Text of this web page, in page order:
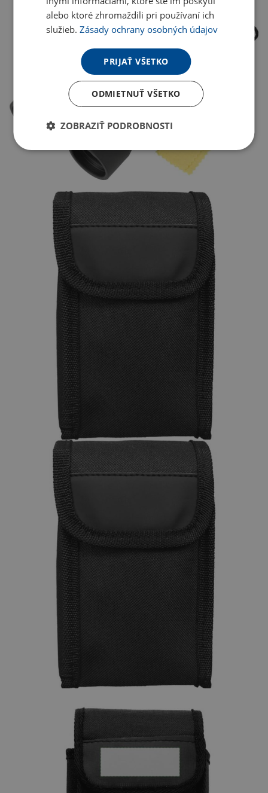
alebo ktoré zhromaždili pri používaní ich
služieb.Zásady ochrany osobných údajov
PRIJAŤ VŠETKO
ODMIETNUŤ VŠETKO
ZOBRAZIŤ PODROBNOSTI